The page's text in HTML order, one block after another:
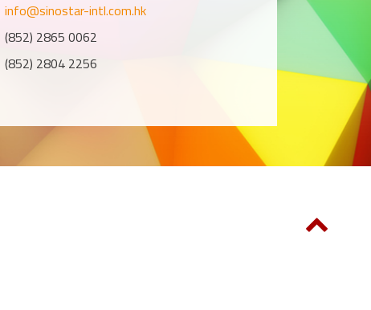
info@sinostar-intl.com.hk
(852) 2865 0062
(852) 2804 2256